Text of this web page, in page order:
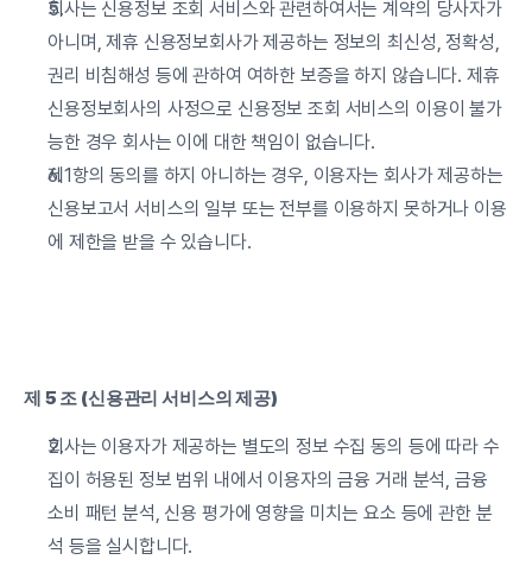
회사는 신용정보 조회 서비스와 관련하여서는 계약의 당사자가
아니며, 제휴 신용정보회사가 제공하는 정보의 최신성, 정확성,
권리 비침해성 등에 관하여 여하한 보증을 하지 않습니다. 제휴
신용정보회사의 사정으로 신용정보 조회 서비스의 이용이 불가
능한 경우 회사는 이에 대한 책임이 없습니다.
제1항의 동의를 하지 아니하는 경우, 이용자는 회사가 제공하는
신용보고서 서비스의 일부 또는 전부를 이용하지 못하거나 이용
에 제한을 받을 수 있습니다.
제 5 조 (신용관리 서비스의 제공)
회사는 이용자가 제공하는 별도의 정보 수집 동의 등에 따라 수
집이 허용된 정보 범위 내에서 이용자의 금융 거래 분석, 금융
소비 패턴 분석, 신용 평가에 영향을 미치는 요소 등에 관한 분
석 등을 실시합니다.